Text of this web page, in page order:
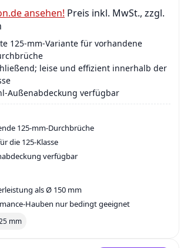
ansehen! Preis inkl. MwSt., zzgl.
125‑mm‑Variante für vorhandene
leise und effizient innerhalb der
verfügbar
125‑mm‑Durchbrüche
die 125‑Klasse
verfügbar
als Ø 150 mm
nur bedingt geeignet
mm